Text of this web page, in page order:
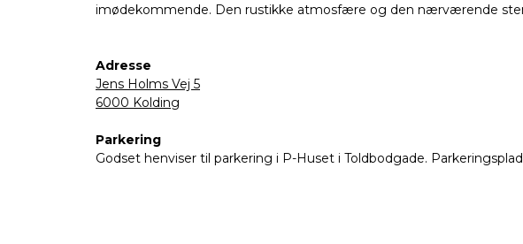
imødekommende. Den rustikke atmosfære og den nærværende
Adresse
Jens Holms Vej 5
6000 Kolding
Parkering
Godset henviser til parkering i P-Huset i Toldbodgade.